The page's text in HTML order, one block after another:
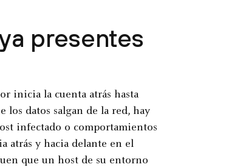
presentes
inicia la cuenta atrás hasta
los datos salgan de la red, hay
infectado o comportamientos
atrás y hacia delante en el
que un host de su entorno